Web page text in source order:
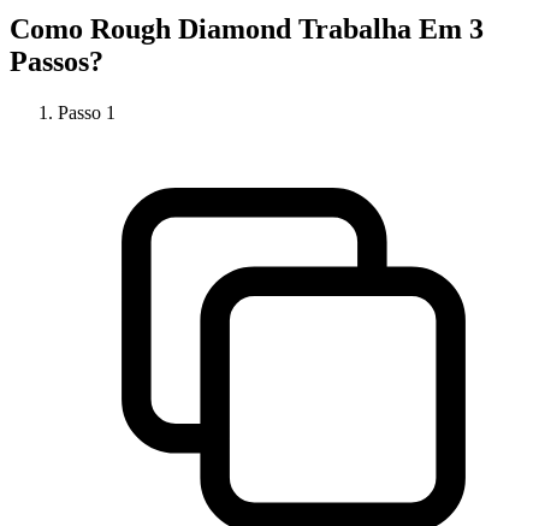
Como Rough Diamond Trabalha Em 3
Passos?
Passo 1